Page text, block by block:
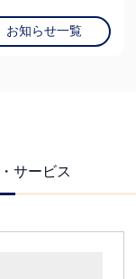
お知らせ一覧
サービス